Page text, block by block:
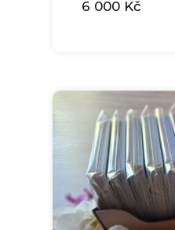
6 000 Kč